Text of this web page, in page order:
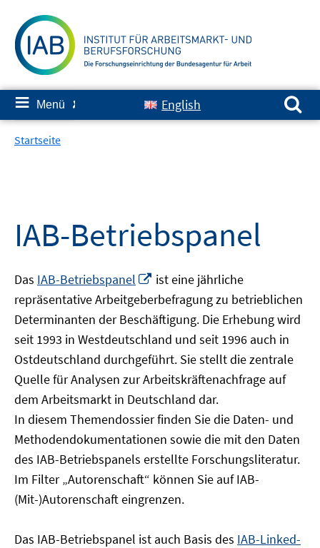
zum
Inhalt
≡ Menü ✘ English
Suchen nach:
Startseite
IAB-Betriebspanel
Das IAB-Betriebspanel
In
neuem
Fenster
öffnen
ist eine jährliche
repräsentative Arbeitgeberbefragung zu betrieblichen
Determinanten der Beschäftigung. Die Erhebung wird
seit 1993 in Westdeutschland und seit 1996 auch in
Ostdeutschland durchgeführt. Sie stellt die zentrale
Quelle für Analysen zur Arbeitskräftenachfrage auf
dem Arbeitsmarkt in Deutschland dar.
In diesem Themendossier finden Sie die Daten- und
Methodendokumentationen sowie die mit den Daten
des IAB-Betriebspanels erstellte Forschungsliteratur.
Im Filter „Autorenschaft“ können Sie auf IAB-
(Mit-)Autorenschaft eingrenzen.
Das IAB-Betriebspanel ist auch Basis des IAB-Linked-